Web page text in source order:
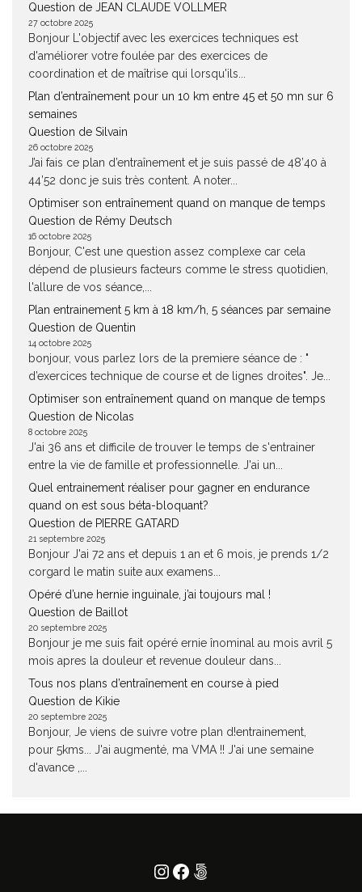
Question de JEAN CLAUDE VOLLMER
27 octobre 2025
Bonjour L'objectif avec les exercices techniques est
d'améliorer votre foulée par des exercices de
coordination et de maîtrise qui lorsqu'ils...
Plan d’entraînement pour un 10 km entre 45 et 50 mn sur 6
semaines
Question de Silvain
26 octobre 2025
J’ai fais ce plan d’entraînement et je suis passé de 48’40 à
44’52 donc je suis très content. A noter...
Optimiser son entraînement quand on manque de temps
Question de Rémy Deutsch
16 octobre 2025
Bonjour, C'est une question assez complexe car cela
dépend de plusieurs facteurs comme le stress quotidien,
l'allure de vos séance,...
Plan entrainement 5 km à 18 km/h, 5 séances par semaine
Question de Quentin
14 octobre 2025
bonjour, vous parlez lors de la premiere séance de : "
d’exercices technique de course et de lignes droites". Je...
Optimiser son entraînement quand on manque de temps
Question de Nicolas
8 octobre 2025
J'ai 36 ans et difficile de trouver le temps de s'entrainer
entre la vie de famille et professionnelle. J'ai un...
Quel entrainement réaliser pour gagner en endurance
quand on est sous béta-bloquant?
Question de PIERRE GATARD
21 septembre 2025
Bonjour J'ai 72 ans et depuis 1 an et 6 mois, je prends 1/2
corgard le matin suite aux examens...
Opéré d’une hernie inguinale, j’ai toujours mal !
Question de Baillot
20 septembre 2025
Bonjour je me suis fait opéré ernie înominal au mois avril 5
mois apres la douleur et revenue douleur dans...
Tous nos plans d’entraînement en course à pied
Question de Kikie
20 septembre 2025
Bonjour, Je viens de suivre votre plan d!entrainement,
pour 5kms... J'ai augmenté, ma VMA !! J'ai une semaine
d'avance ,...
Instagram
Facebook
500px